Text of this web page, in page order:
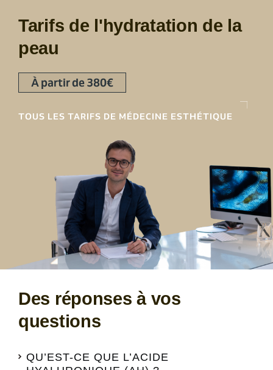
Tarifs de l'hydratation de la
peau
À partir de 380€
TOUS LES TARIFS DE MÉDECINE ESTHÉTIQUE
Des réponses à vos
questions
QU’EST-CE QUE L’ACIDE